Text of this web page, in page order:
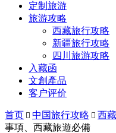
定制旅游
旅游攻略
西藏旅行攻略
新疆旅行攻略
四川旅游攻略
入藏函
文創產品
客户评价
首页  中国旅行攻略  西
事項、西藏旅遊必備